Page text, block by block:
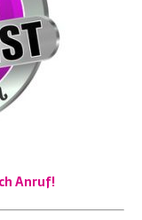
Anruf!